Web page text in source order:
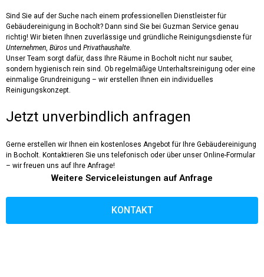
Sind Sie auf der Suche nach einem professionellen Dienstleister für
Gebäudereinigung in Bocholt? Dann sind Sie bei Guzman Service genau
richtig! Wir bieten Ihnen zuverlässige und gründliche Reinigungsdienste für
Unternehmen, Büros und Privathaushalte.
Unser Team sorgt dafür, dass Ihre Räume in Bocholt nicht nur sauber,
sondern hygienisch rein sind. Ob regelmäßige Unterhaltsreinigung oder eine
einmalige Grundreinigung – wir erstellen Ihnen ein individuelles
Reinigungskonzept.
Jetzt unverbindlich anfragen
Gerne erstellen wir Ihnen ein kostenloses Angebotfür Ihre Gebäudereinigung
in Bocholt. Kontaktieren Sie uns telefonisch oder über unser Online-Formular
– wir freuen uns auf Ihre Anfrage!
Weitere Serviceleistungen auf Anfrage
KONTAKT